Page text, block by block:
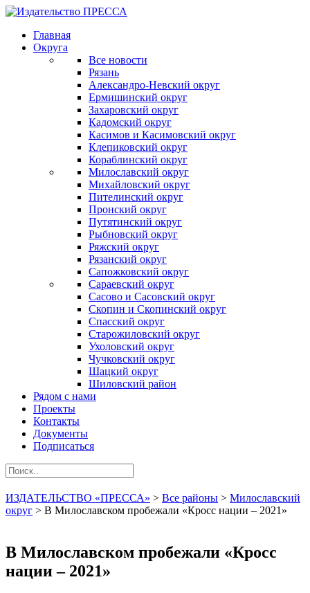
Главная
Округа
Все новости
Рязань
Александро-Невский округ
Ермишинский округ
Захаровский округ
Кадомский округ
Касимов и Касимовский округ
Клепиковский округ
Кораблинский округ
Милославский округ
Михайловский округ
Пителинский округ
Пронский округ
Путятинский округ
Рыбновский округ
Ряжский округ
Рязанский округ
Сапожковский округ
Сараевский округ
Сасово и Сасовский округ
Скопин и Скопинский округ
Спасский округ
Старожиловский округ
Ухоловский округ
Чучковский округ
Шацкий округ
Шиловский район
Рядом с нами
Проекты
Контакты
Документы
Подписаться
ИЗДАТЕЛЬСТВО «ПРЕССА» > Все районы > Милославский
округ > В Милославском пробежали «Кросс нации – 2021»
В Милославском пробежали «Кросс
нации – 2021»